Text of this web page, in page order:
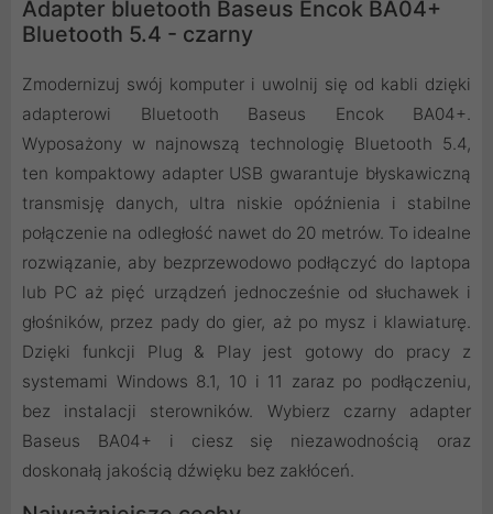
Adapter bluetooth Baseus Encok BA04+
Bluetooth 5.4 - czarny
Zmodernizuj swój komputer i uwolnij się od kabli dzięki
adapterowi Bluetooth Baseus Encok BA04+.
Wyposażony w najnowszą technologię Bluetooth 5.4,
ten kompaktowy adapter USB gwarantuje błyskawiczną
transmisję danych, ultra niskie opóźnienia i stabilne
połączenie na odległość nawet do 20 metrów. To idealne
rozwiązanie, aby bezprzewodowo podłączyć do laptopa
lub PC aż pięć urządzeń jednocześnie od słuchawek i
głośników, przez pady do gier, aż po mysz i klawiaturę.
Dzięki funkcji Plug & Play jest gotowy do pracy z
systemami Windows 8.1, 10 i 11 zaraz po podłączeniu,
bez instalacji sterowników. Wybierz czarny adapter
Baseus BA04+ i ciesz się niezawodnością oraz
doskonałą jakością dźwięku bez zakłóceń.